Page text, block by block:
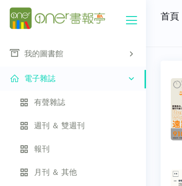
我的圖書館
電子雜誌
有聲雜誌
週刊 ＆ 雙週刊
報刊
月刊 ＆ 其他
首頁